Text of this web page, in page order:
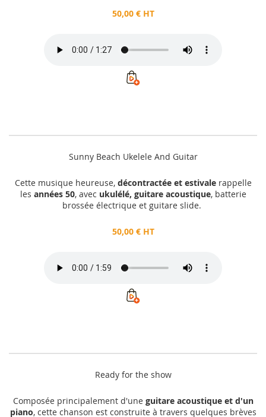
50,00 € HT
Sunny Beach Ukelele And Guitar
Cette musique heureuse, décontractée et estivalerappelle
les années 50, avec ukulélé, guitare acoustique, batterie
brossée électrique et guitare slide.
50,00 € HT
Ready for the show
Composée principalement d'une guitare acoustique et d'un
piano, cette chanson est construite à travers quelques brèves